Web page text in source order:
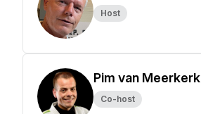
Host
Pim van Meerkerk
Co-host